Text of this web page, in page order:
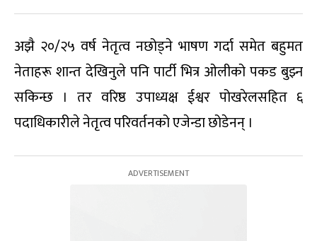
अझै २०/२५ वर्ष नेतृत्व नछोड्ने भाषण गर्दा समेत बहुमत
नेताहरू शान्त देखिनुले पनि पार्टी भित्र ओलीको पकड बुझ्न
सकिन्छ । तर वरिष्ठ उपाध्यक्ष ईश्वर पोखरेलसहित ६
पदाधिकारीले नेतृत्व परिवर्तनको एजेन्डा छोडेनन् ।